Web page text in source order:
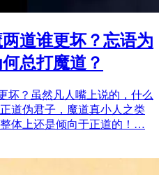
两道谁更坏？忘语为
总打魔道？
坏？虽然凡人嘴上说的，什么
道伪君子，魔道真小人之类
体上还是倾向于正道的！…